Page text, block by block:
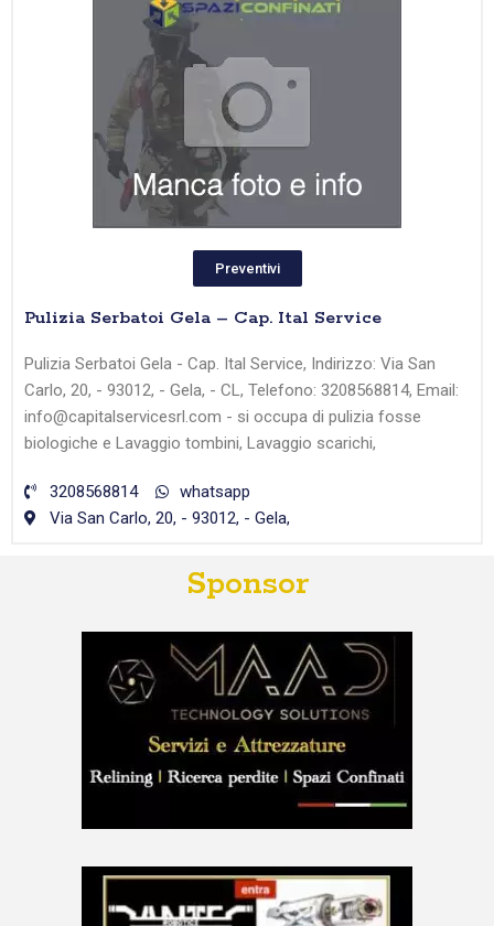
Preventivi
Pulizia Serbatoi Gela – Cap. Ital Service
Pulizia Serbatoi Gela - Cap. Ital Service, Indirizzo: Via San
Carlo, 20, - 93012, - Gela, - CL, Telefono: 3208568814, Email:
info@capitalservicesrl.com - si occupa di pulizia fosse
biologiche e Lavaggio tombini, Lavaggio scarichi,
3208568814
whatsapp
Via San Carlo, 20, - 93012, - Gela,
Sponsor